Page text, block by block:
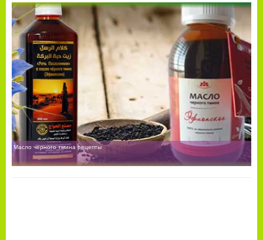
Масло черного тмина рецепты